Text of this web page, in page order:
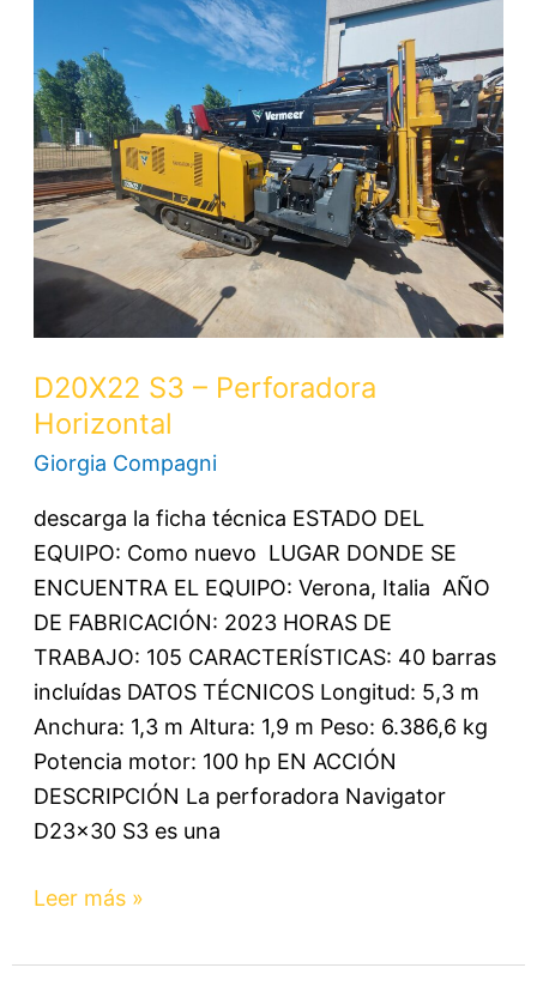
D20X22 S3 – Perforadora
Horizontal
Giorgia Compagni
descarga la ficha técnica ESTADO DEL
EQUIPO: Como nuevo LUGAR DONDE SE
ENCUENTRA EL EQUIPO: Verona, Italia AÑO
DE FABRICACIÓN: 2023 HORAS DE
TRABAJO: 105 CARACTERÍSTICAS: 40 barras
incluídas DATOS TÉCNICOS Longitud: 5,3 m
Anchura: 1,3 m Altura: 1,9 m Peso: 6.386,6 kg
Potencia motor: 100 hp EN ACCIÓN
DESCRIPCIÓN La perforadora Navigator
D23x30 S3 es una
–
Perforadora
Horizontal
Leer más »